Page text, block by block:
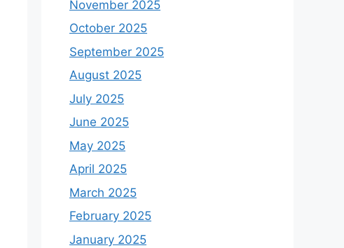
November 2025
October 2025
September 2025
August 2025
July 2025
June 2025
May 2025
April 2025
March 2025
February 2025
January 2025